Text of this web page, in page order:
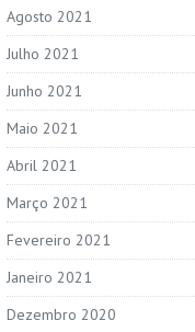
Agosto 2021
Julho 2021
Junho 2021
Maio 2021
Abril 2021
Março 2021
Fevereiro 2021
Janeiro 2021
Dezembro 2020